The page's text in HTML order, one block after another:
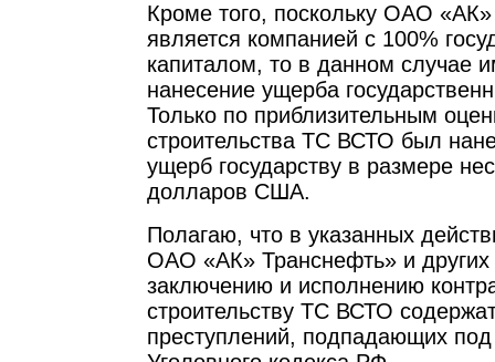
Кроме того, поскольку ОАО
является компанией с 100%
капиталом, то в данном случае
нанесение ущерба
Только по приблизительным
строительства ТС ВСТО был
ущерб государству в размере
долларов США.
Полагаю, что в указанных
ОАО «АК» Транснефть» и других
заключению и исполнению
строительству ТС ВСТО
преступлений, подпадающих